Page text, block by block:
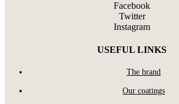
Facebook
Twitter
Instagram
USEFUL LINKS
The brand
Our coatings